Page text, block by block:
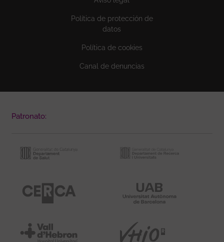
Política de protección de
datos
Política de cookies
Canal de denuncias
Patronato: